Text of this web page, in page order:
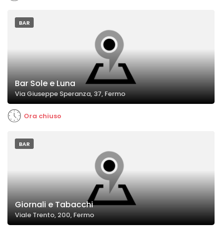
BAR
Bar Sole e Luna
Via Giuseppe Speranza, 37, Fermo
Ora chiuso
BAR
Giornali e Tabacchi
Viale Trento, 200, Fermo